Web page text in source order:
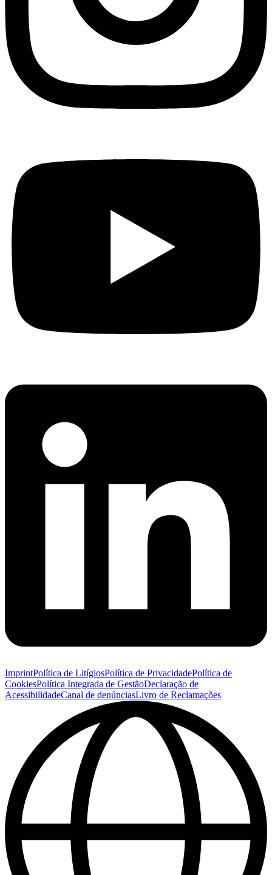
ImprintPolítica de LitígiosPolítica de PrivacidadePolítica de
CookiesPolítica Integrada de GestãoDeclaração de
AcessibilidadeCanal de denúnciasLivro de Reclamações